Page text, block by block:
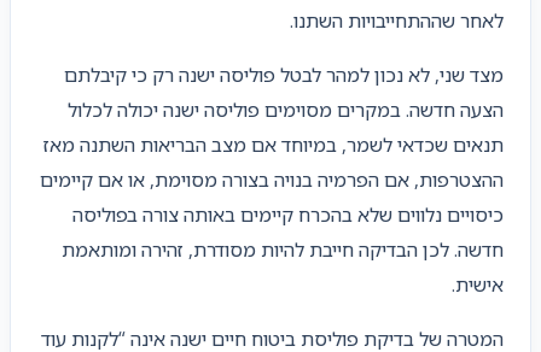
לאחר שההתחייבויות השתנו.
מצד שני, לא נכון למהר לבטל פוליסה ישנה רק כי קיבלתם
הצעה חדשה. במקרים מסוימים פוליסה ישנה יכולה לכלול
תנאים שכדאי לשמר, במיוחד אם מצב הבריאות השתנה מאז
ההצטרפות, אם הפרמיה בנויה בצורה מסוימת, או אם קיימים
כיסויים נלווים שלא בהכרח קיימים באותה צורה בפוליסה
חדשה. לכן הבדיקה חייבת להיות מסודרת, זהירה ומותאמת
אישית.
המטרה של בדיקת פוליסת ביטוח חיים ישנה אינה “לקנות עוד